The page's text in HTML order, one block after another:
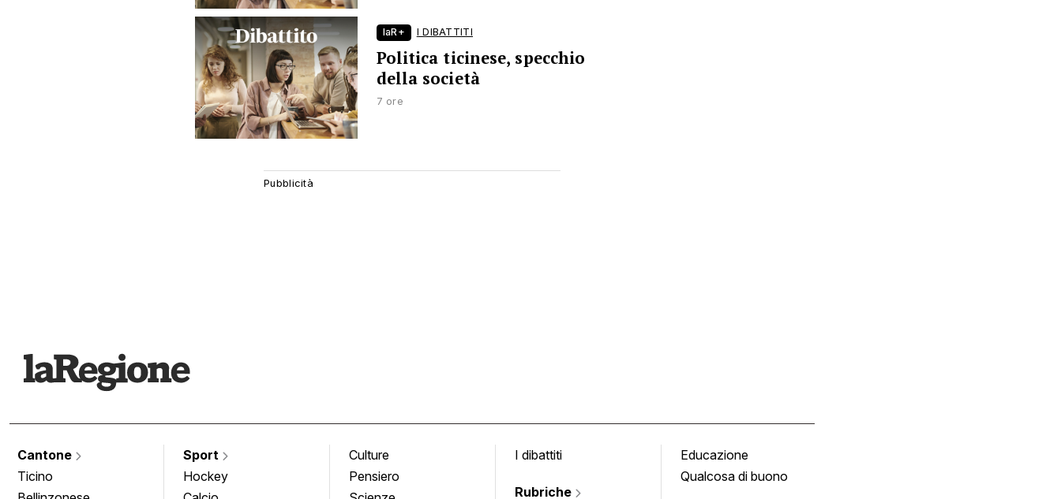
laR+ I DIBATTITI
Politica ticinese, specchio
della società
7 ore
Cantone
Ticino
Sport
Hockey
Culture
Pensiero
I dibattiti
Rubriche
Educazione
Qualcosa di buono